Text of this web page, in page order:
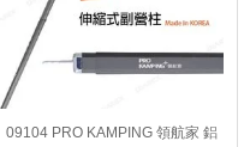
09104 PRO KAMPING 領航家 鋁